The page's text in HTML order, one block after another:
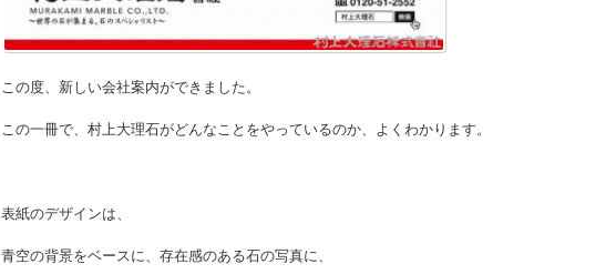
この度、新しい会社案内ができました。
この一冊で、村上大理石がどんなことをやっているのか、よくわかります。
表紙のデザインは、
青空の背景をベースに、存在感のある石の写真に、